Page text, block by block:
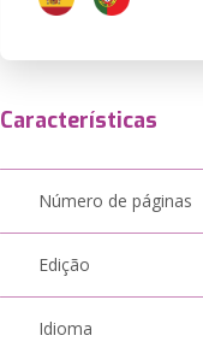
Características
Número de páginas
Edição
Idioma